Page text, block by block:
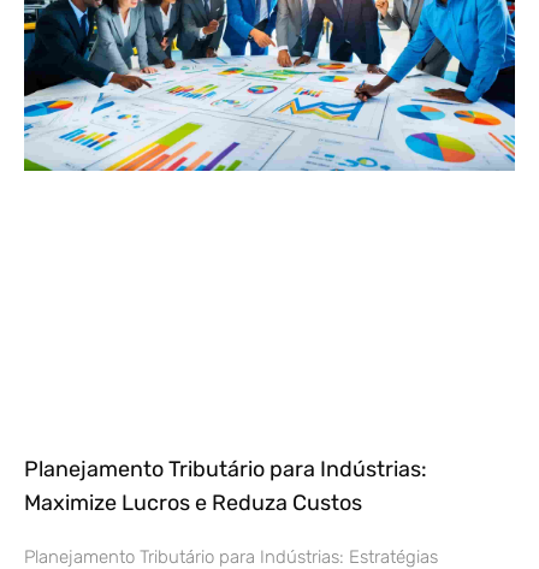
Planejamento Tributário para Indústrias:
Maximize Lucros e Reduza Custos
Planejamento Tributário para Indústrias: Estratégias